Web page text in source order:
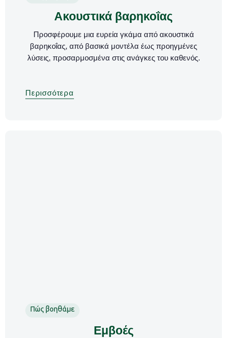
Ακουστικά βαρηκοΐας
Προσφέρουμε μια ευρεία γκάμα από ακουστικά
βαρηκοΐας, από βασικά μοντέλα έως προηγμένες
λύσεις, προσαρμοσμένα στις ανάγκες του καθενός.
Περισσότερα
Πώς βοηθάμε
Εμβοές